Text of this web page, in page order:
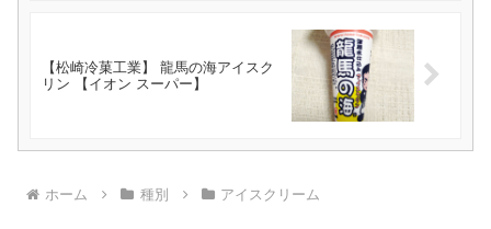
【松崎冷菓工業】 龍馬の海アイスク
リン 【イオン スーパー】
ホーム 種別 アイスクリーム